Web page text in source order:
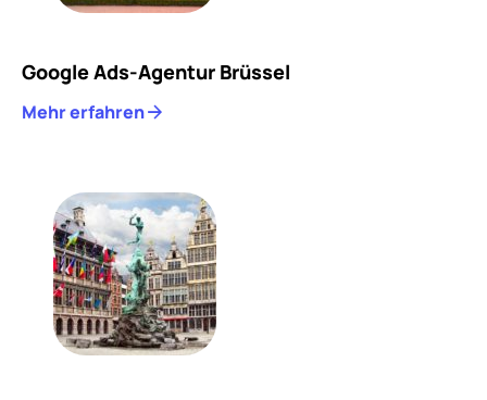
Google Ads-Agentur Brüssel
Mehr erfahren